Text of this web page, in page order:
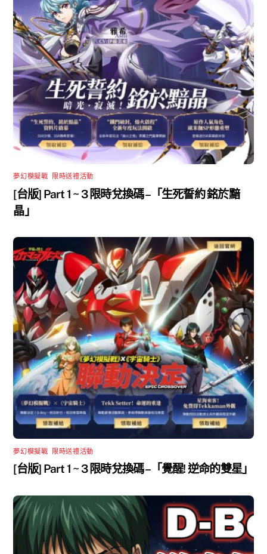
夢幻模擬戰 限時送禮活動
[台版] Part 1 ~ 3 限時兌換碼 –「生死誓約 銘於黯
晶」
夢幻模擬戰 限時送禮活動
[台版] Part 1 ~ 3 限時兌換碼 –「覺醒! 逆命的雙星」